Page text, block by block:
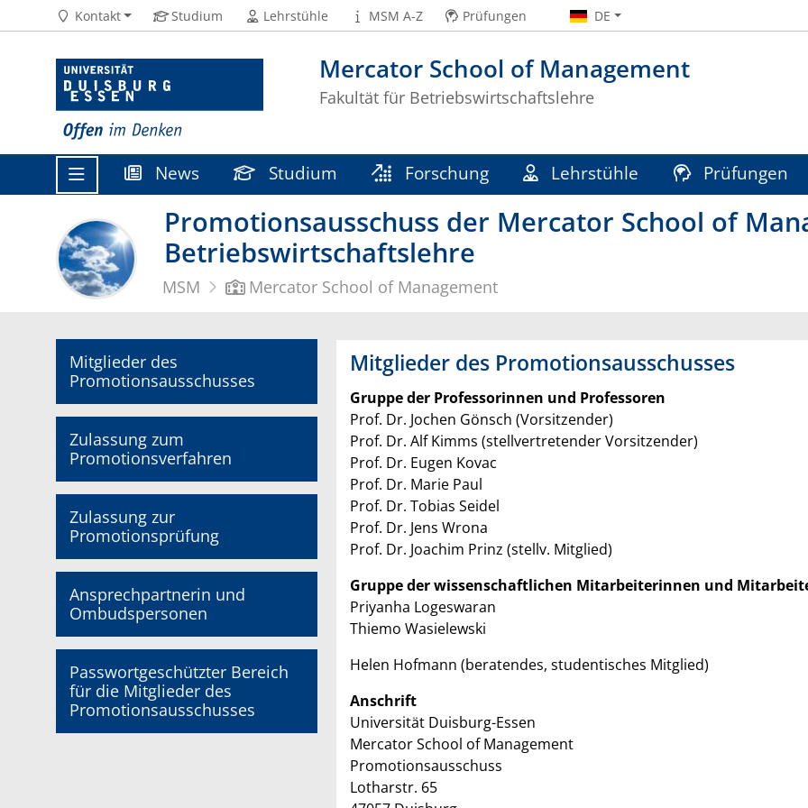
Mercator School of Management
Fakultät für Betriebswirtschaftslehre
Kontakt Studium Lehrstühle MSM A-Z Prüfungen DE
News Studium Forschung Lehrstühle Prüfungen
Promotionsausschuss der Mercator School of
Betriebswirtschaftslehre
MSM Mercator School of Management
Mitglieder des
Promotionsausschusses
Zulassung zum
Promotionsverfahren
Zulassung zur
Promotionsprüfung
Ansprechpartnerin und
Ombudspersonen
Passwortgeschützter Bereich
für die Mitglieder des
Promotionsausschusses
Mitglieder des Promotionsausschusses
Gruppe der Professorinnen und Professoren
Prof. Dr. Jochen Gönsch (Vorsitzender)
Prof. Dr. Alf Kimms (stellvertretender Vorsitzender)
Prof. Dr. Eugen Kovac
Prof. Dr. Marie Paul
Prof. Dr. Tobias Seidel
Prof. Dr. Jens Wrona
Prof. Dr. Joachim Prinz (stellv. Mitglied)
Gruppe der wissenschaftlichen Mitarbeiterinnen und
Priyanha Logeswaran
Thiemo Wasielewski
Helen Hofmann (beratendes, studentisches Mitglied)
Anschrift
Universität Duisburg-Essen
Mercator School of Management
Promotionsausschuss
Lotharstr. 65